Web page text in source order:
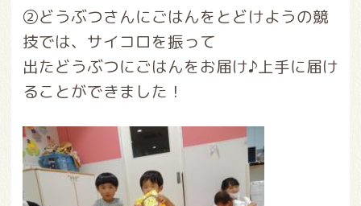
②どうぶつさんにごはんをとどけようの競
技では、サイコロを振って
出たどうぶつにごはんをお届け♪上手に届け
ることができました！